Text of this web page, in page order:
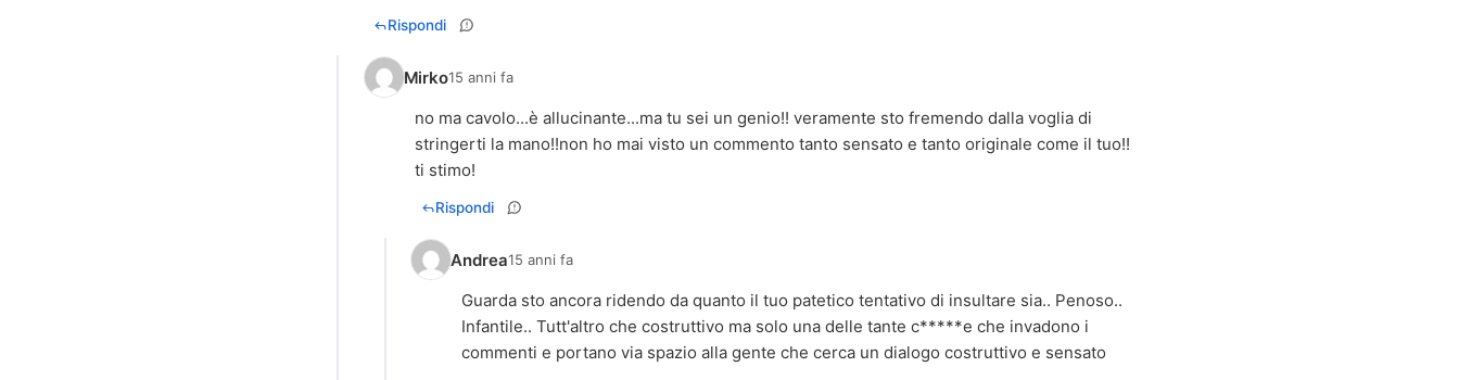
Rispondi
Mirko15 anni fa
no ma cavolo...è allucinante...ma tu sei un genio!! veramente sto fremendo dalla voglia di
stringerti la mano!!non ho mai visto un commento tanto sensato e tanto originale come il tuo!!
ti stimo!
Rispondi
Andrea15 anni fa
Guarda sto ancora ridendo da quanto il tuo patetico tentativo di insultare sia.. Penoso..
Infantile.. Tutt'altro che costruttivo ma solo una delle tante c*****e che invadono i